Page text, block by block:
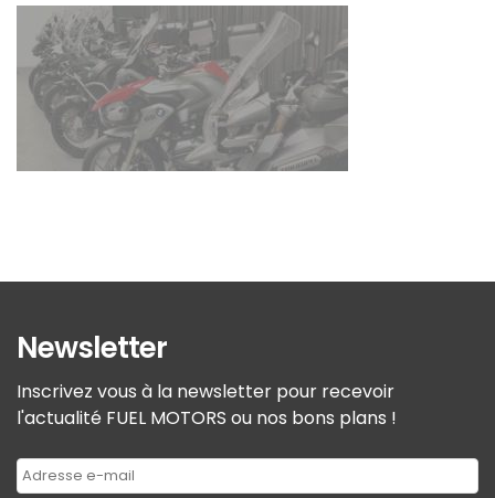
Newsletter
Inscrivez vous à la newsletter pour recevoir
l'actualité FUEL MOTORS ou nos bons plans !